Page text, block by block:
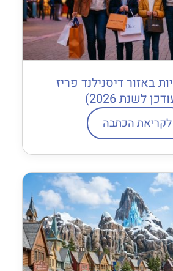
באזור דיסנילנד פריז
לשנת 2026)
לקריאת הכתבה